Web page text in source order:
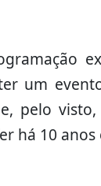
um
pelo
há 10